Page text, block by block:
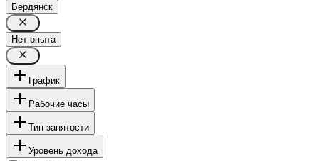
Бердянск
Нет опыта
График
Рабочие часы
Тип занятости
Уровень дохода